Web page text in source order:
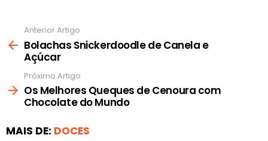
mais
Anterior Artigo
Bolachas Snickerdoodle de Canela e
Açúcar
Próximo Artigo
Os Melhores Queques de Cenoura com
Chocolate do Mundo
MAIS DE: DOCES